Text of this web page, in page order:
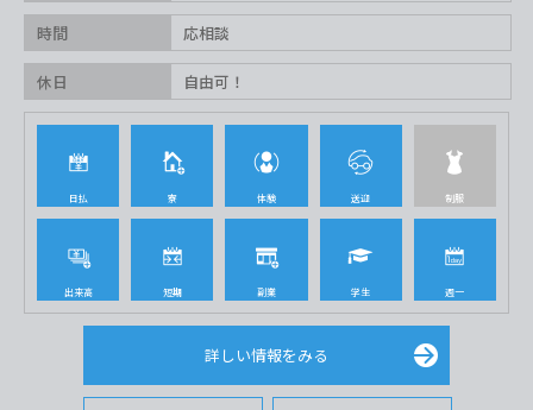
時間 応相談
休日 自由可！
日払 寮 体験 送迎 制服
出来高 短期 副業 学生 週一
詳しい情報をみる